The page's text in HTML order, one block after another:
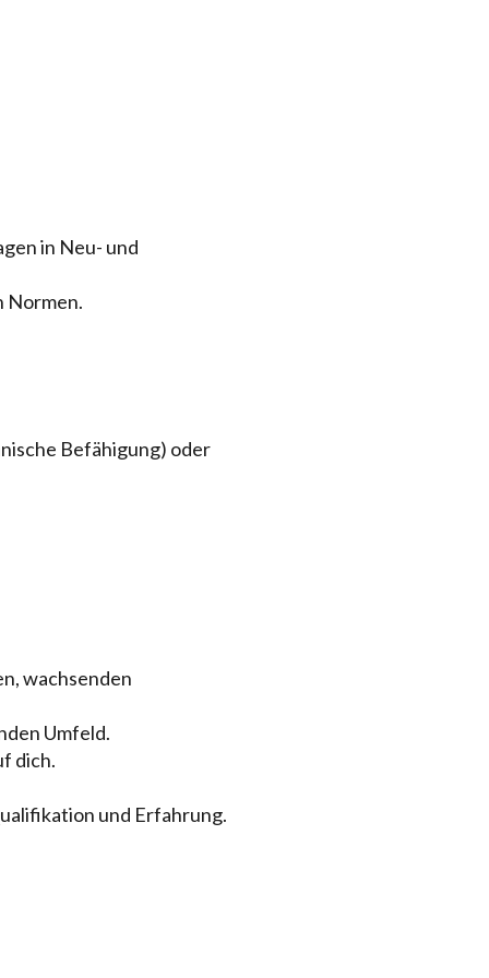
in Neu- und
Normen.
Befähigung) oder
wachsenden
Umfeld.
dich.
und Erfahrung.